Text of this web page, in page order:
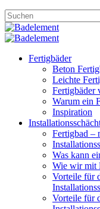
Fertigbäder
Beton
Leichte
Fertigbäder
Warum ein
Inspiration
Fertigbad –
Was kann
Wie wir mit
Vorteile für
Vorteile für